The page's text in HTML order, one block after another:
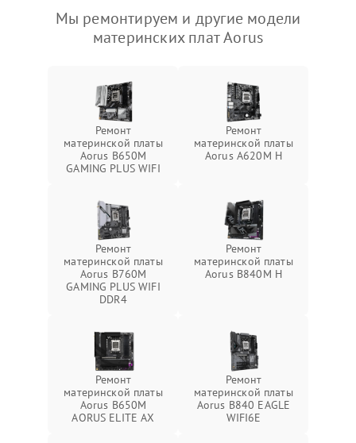
Мы ремонтируем и другие модели
материнских плат Aorus
Ремонт
материнской платы
Aorus B650M
GAMING PLUS WIFI
Ремонт
материнской платы
Aorus A620M H
Ремонт
материнской платы
Aorus B760M
GAMING PLUS WIFI
DDR4
Ремонт
материнской платы
Aorus B840M H
Ремонт
материнской платы
Aorus B650M
AORUS ELITE AX
Ремонт
материнской платы
Aorus B840 EAGLE
WIFI6E